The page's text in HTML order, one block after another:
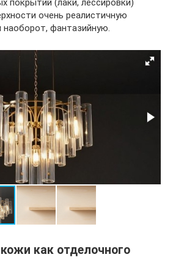
(лаки, лессировки)
очень реалистичную
наоборот, фантазийную.
как отделочного